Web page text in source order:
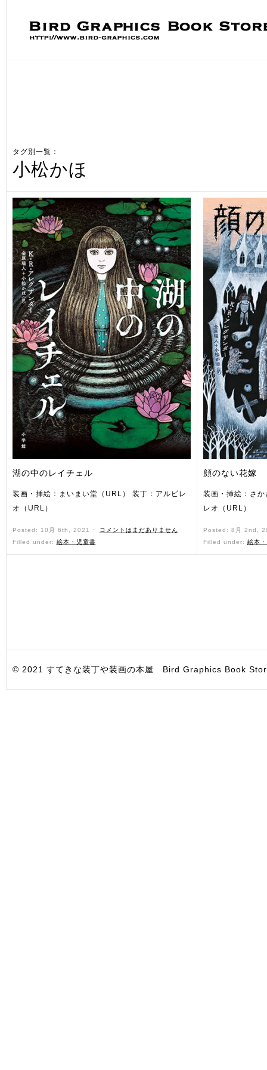
タグ別一覧：
小松かほ
湖の中のレイチェル
装画・挿絵：まいまい堂（URL） 装丁：アルビレ
オ（URL）
Posted: 10月 6th, 2021 ˑ
コメントはまだありません
Filled under: 絵本・児童書
顔のない花嫁
装画・挿絵：さ
レオ（URL）
Posted: 8月 2nd,
Filled under: 絵本
© 2021 すてきな装丁や装画の本屋 Bird Graphics Book